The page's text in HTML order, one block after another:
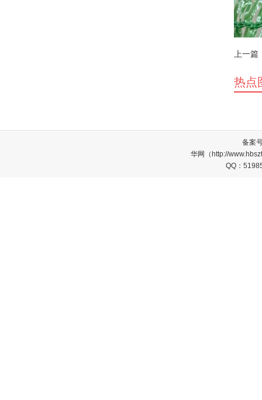
上一篇
热点
备案
华网（http://
QQ：